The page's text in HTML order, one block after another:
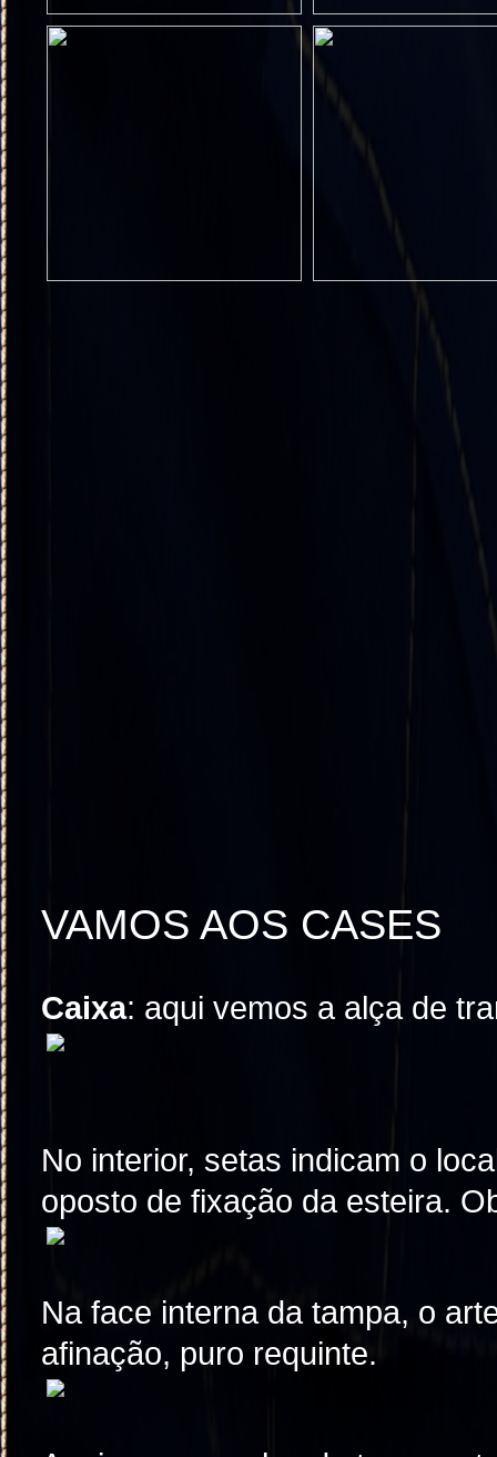
VAMOS AOS CASES
Caixa: aqui vemos a alça de
No interior, setas indicam o
oposto de fixação da esteira.
Na face interna da tampa, o
afinação, puro requinte.